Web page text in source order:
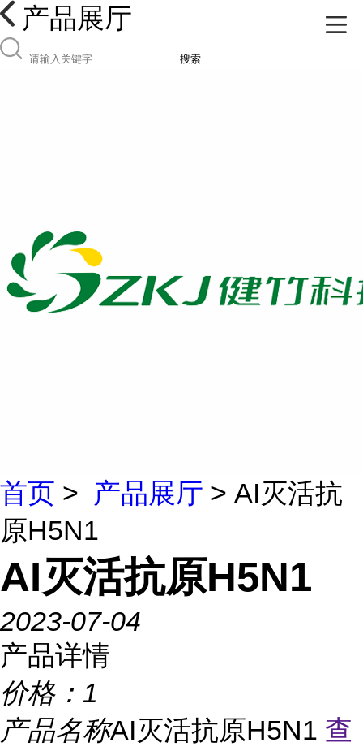
产品展厅
搜索
首页 > 产品展厅 > AI灭活抗
原H5N1
AI灭活抗原H5N1
2023-07-04
产品详情
价格： 1
产品名称AI灭活抗原H5N1 查